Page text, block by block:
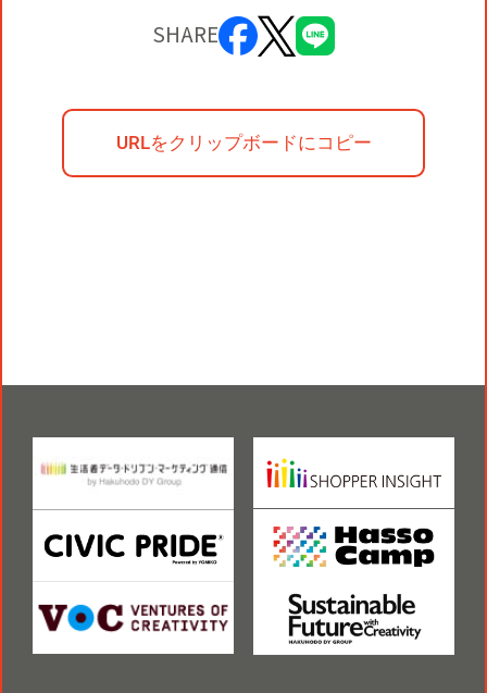
SHARE
URLをクリップボードにコピー